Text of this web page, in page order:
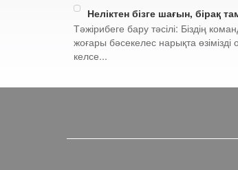
Тәжірибеге бару тәсілі: Біздің
жоғары бәсекелес нарықта
келсе...